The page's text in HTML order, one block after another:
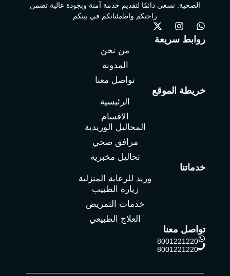
الصحية. نسعى دائمًا لتقديم خدمة آمنة وبجودة عالية تضمن
راحتكم واطمئنانكم في بيتكم
خدماتنا
وريد للرعاية المنزلية
زيارة الطبيب
خدمات التمريض
العلاج الطبيعي
المحاليل الوريدية
مرافق صحي
تحاليل مخبرية
خريطة الموقع
الرئيسية
الاقسام
تواصل معنا
8001221220
8001221220
روابط سريعة
من نحن
المدونة
تواصل معنا